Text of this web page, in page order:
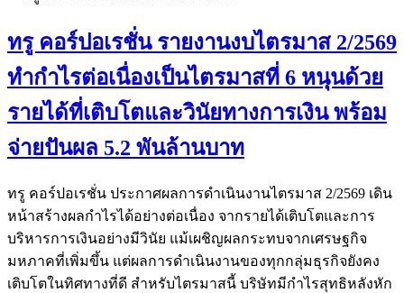
ทรู คอร์ปอเรชั่น รายงานงบไตรมาส 2/2569
ทำกำไรต่อเนื่องเป็นไตรมาสที่ 6 หนุนด้วย
รายได้ที่เติบโตและวินัยทางการเงิน พร้อม
จ่ายปันผล 5.2 พันล้านบาท
ทรู คอร์ปอเรชั่น ประกาศผลการดำเนินงานไตรมาส 2/2569 เดิน
หน้าสร้างผลกำไรได้อย่างต่อเนื่อง จากรายได้เติบโตและการ
บริหารการเงินอย่างมีวินัย แม้เผชิญผลกระทบจากเศรษฐกิจ
มหภาคที่เพิ่มขึ้น แต่ผลการดำเนินงานของทุกกลุ่มธุรกิจยังคง
เติบโตในทิศทางที่ดี สำหรับไตรมาสนี้ บริษัทมีกำไรสุทธิหลังหัก